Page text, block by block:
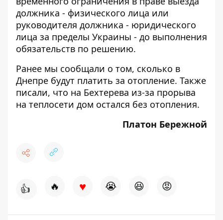
должника - физического лица или
руководителя должника - юридического
лица за пределы Украины - до выполнения
обязательств по решению.
Ранее мы сообщали о том, сколько в
Днепре будут платить за отопление. Также
писали, что на Бехтерева из-за прорыва
на теплосети дом остался без отопления.
Платон Бережной
👍 🔥 ♥ 😭 😆 😡